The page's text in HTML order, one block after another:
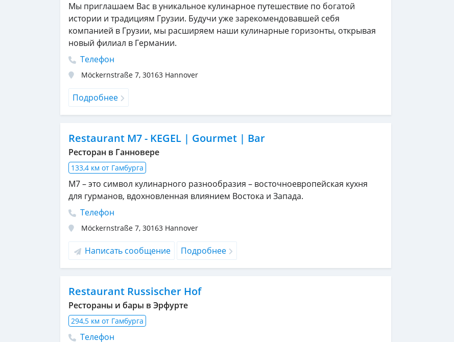
Мы приглашаем Вас в уникальное кулинарное путешествие по богатой
истории и традициям Грузии. Будучи уже зарекомендовавшей себя
компанией в Грузии, мы расширяем наши кулинарные горизонты, открывая
новый филиал в Германии.
Телефон
Möckernstraße 7, 30163 Hannover
Подробнее
Restaurant M7 - KEGEL | Gourmet | Bar
Ресторан в Ганновере
133,4 км от Гамбурга
M7 – это символ кулинарного разнообразия – восточноевропейская кухня
для гурманов, вдохновленная влиянием Востока и Запада.
Телефон
Möckernstraße 7, 30163 Hannover
Написать сообщение Подробнее
Restaurant Russischer Hof
Рестораны и бары в Эрфурте
294,5 км от Гамбурга
Телефон